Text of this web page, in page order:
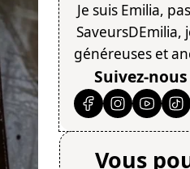
Je suis Emilia,
SaveursDEmilia,
généreuses et
Suivez-
Vous